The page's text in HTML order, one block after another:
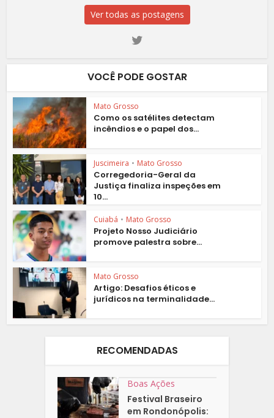
Ver todas as postagens
VOCÊ PODE GOSTAR
Mato Grosso
Como os satélites detectam
incêndios e o papel dos...
Juscimeira • Mato Grosso
Corregedoria-Geral da
Justiça finaliza inspeções em
10...
Cuiabá • Mato Grosso
Projeto Nosso Judiciário
promove palestra sobre...
Mato Grosso
Artigo: Desafios éticos e
jurídicos na terminalidade...
RECOMENDADAS
Boas Ações
Festival Braseiro
em Rondonópolis: